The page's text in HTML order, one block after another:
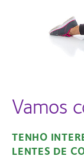
Vamos
TENHO
LENTES DE